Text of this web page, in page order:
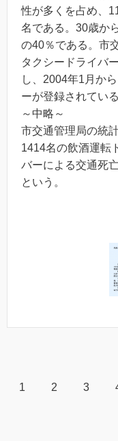
性が多くを占め、
名である。30歳か
の40％である。市
タクシードライバ
し、2004年1月か
ーが登録されてい
～中略～
市交通管理局の統
1414名の飲酒運転
バーによる交通死
という。
1 2 3